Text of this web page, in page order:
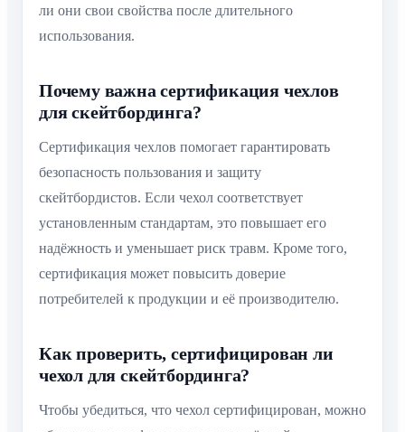
ли они свои свойства после длительного
использования.
Почему важна сертификация чехлов
для скейтбординга?
Сертификация чехлов помогает гарантировать
безопасность пользования и защиту
скейтбордистов. Если чехол соответствует
установленным стандартам, это повышает его
надёжность и уменьшает риск травм. Кроме того,
сертификация может повысить доверие
потребителей к продукции и её производителю.
Как проверить, сертифицирован ли
чехол для скейтбординга?
Чтобы убедиться, что чехол сертифицирован, можно